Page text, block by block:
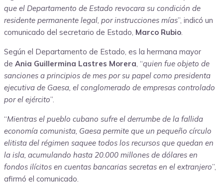
que el Departamento de Estado revocara su condición de
residente permanente legal, por instrucciones mías”, indicó un
comunicado del secretario de Estado, Marco Rubio.
Según el Departamento de Estado, es la hermana mayor
de Ania Guillermina Lastres Morera, “quien fue objeto de
sanciones a principios de mes por su papel como presidenta
ejecutiva de Gaesa, el conglomerado de empresas controlado
por el ejército”.
“Mientras el pueblo cubano sufre el derrumbe de la fallida
economía comunista, Gaesa permite que un pequeño círculo
elitista del régimen saquee todos los recursos que quedan en
la isla, acumulando hasta 20.000 millones de dólares en
fondos ilícitos en cuentas bancarias secretas en el extranjero”,
afirmó el comunicado.